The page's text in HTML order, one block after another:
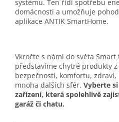
systému. Ten řídí spotřebu
domácnosti a umožňuje
aplikace ANTIK SmartHome.
Vkročte s námi do světa
představíme chytré produkty
bezpečnosti, komfortu, zdraví,
mnoha dalších sfér. Vyberte
zařízení, která spolehlivě
garáž či chatu.